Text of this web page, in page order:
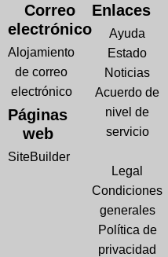
Correo
electrónico
Alojamiento
de correo
electrónico
Páginas
web
SiteBuilder
Enlaces
Ayuda
Estado
Noticias
Acuerdo de
nivel de
servicio
Legal
Condiciones
generales
Política de
privacidad